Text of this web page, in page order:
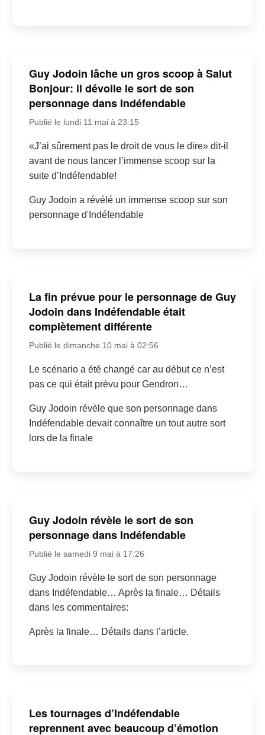
Guy Jodoin lâche un gros scoop à Salut
Bonjour: il dévoile le sort de son
personnage dans Indéfendable
Publié le lundi 11 mai à 23:15
«J’ai sûrement pas le droit de vous le dire» dit-il
avant de nous lancer l’immense scoop sur la
suite d’Indéfendable!
Guy Jodoin a révélé un immense scoop sur son
personnage d'Indéfendable
La fin prévue pour le personnage de Guy
Jodoin dans Indéfendable était
complètement différente
Publié le dimanche 10 mai à 02:56
Le scénario a été changé car au début ce n’est
pas ce qui était prévu pour Gendron…
Guy Jodoin révèle que son personnage dans
Indéfendable devait connaître un tout autre sort
lors de la finale
Guy Jodoin révèle le sort de son
personnage dans Indéfendable
Publié le samedi 9 mai à 17:26
Guy Jodoin révèle le sort de son personnage
dans Indéfendable… Après la finale… Détails
dans les commentaires:
Après la finale… Détails dans l’article.
Les tournages d’Indéfendable
reprennent avec beaucoup d’émotion